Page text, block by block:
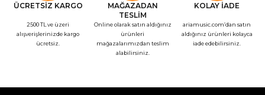
ÜCRETSİZ KARGO
2500 TL ve üzeri
alışverişlerinizde kargo
ücretsiz.
MAĞAZADAN
TESLİM
Online olarak satın aldığınız
ürünleri
mağazalarımızdan teslim
alabilirsiniz.
KOLAY İADE
ariamusic.com’dan satın
aldığınız ürünleri kolayca
iade edebilirsiniz.